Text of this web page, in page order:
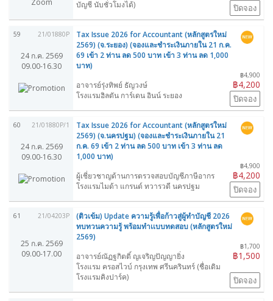
บัญชี นับชั่วโมงได้)
ปิดจอง
59 21/01880P
24 ก.ค. 2569
09.00-16.30
Tax Issue 2026 for Accountant (หลักสูตรใหม่
2569) (จ.ระยอง) (จองและชำระเงินภายใน 21 ก.ค.
69 เข้า 2 ท่าน ลด 500 บาท เข้า 3 ท่าน ลด 1,000
บาท)
฿4,900
฿4,200
อาจารย์รุ่งทิพย์ ธัญวงษ์
โรงแรมฮิลตัน การ์เดน อินน์ ระยอง
ปิดจอง
60 21/01880P/1
24 ก.ค. 2569
09.00-16.30
Tax Issue 2026 for Accountant (หลักสูตรใหม่
2569) (จ.นครปฐม) (จองและชำระเงินภายใน 21
ก.ค. 69 เข้า 2 ท่าน ลด 500 บาท เข้า 3 ท่าน ลด
1,000 บาท)
฿4,900
฿4,200
ผู้เชี่ยวชาญด้านการตรวจสอบบัญชีภาษีอากร
โรงแรมไมด้า แกรนด์ ทวารวดี นครปฐม
ปิดจอง
61 21/04203P
25 ก.ค. 2569
09.00-17.00
(ติวเข้ม) Update ความรู้เพื่อก้าวสู่ผู้ทำบัญชี 2026
ทบทวนความรู้ พร้อมทำเเบบทดสอบ (หลักสูตรใหม่
2569)
฿1,700
฿1,500
อาจารย์ณัฏฐกิตติ์ ญเจริญปัญญายิ่ง
โรงแรม ครอสไวบ์ กรุงเทพ ศรีนครินทร์ (ชื่อเดิม
โรงแรมคิงปาร์ค)
ปิดจอง